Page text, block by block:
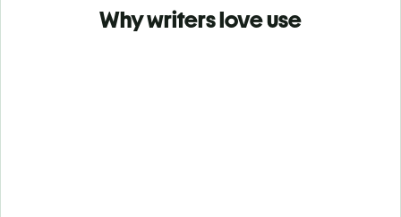
Why writers love use